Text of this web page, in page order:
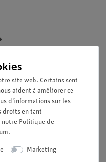
site web. Certains sont
aident à améliorer ce
d'informations sur les
droits en tant
notre Politique de
.
Marketing